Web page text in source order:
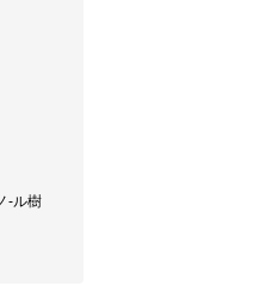
-ル樹